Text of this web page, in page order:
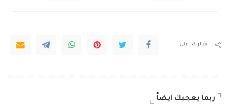
شارك على
ربما يعجبك ايضاً